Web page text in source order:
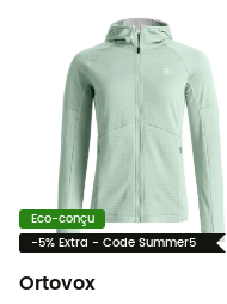
Eco-conçu
-5% Extra - Code Summer5
Ortovox